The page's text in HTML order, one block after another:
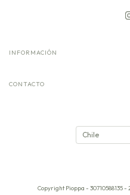
INFORMACIÓN
CONTACTO
Copyright Pioppa - 30710588135